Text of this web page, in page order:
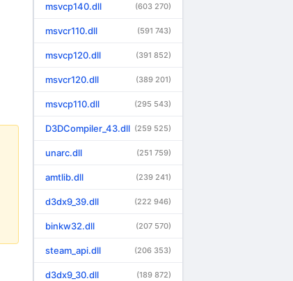
msvcp140.dll (603 270)
msvcr110.dll (591 743)
msvcp120.dll (391 852)
msvcr120.dll (389 201)
msvcp110.dll (295 543)
D3DCompiler_43.dll (259 525)
unarc.dll (251 759)
amtlib.dll (239 241)
d3dx9_39.dll (222 946)
binkw32.dll (207 570)
steam_api.dll (206 353)
d3dx9_30.dll (189 872)